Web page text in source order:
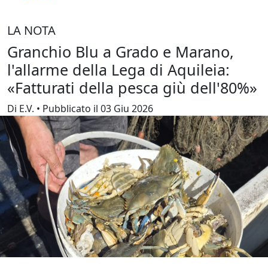
LA NOTA
Granchio Blu a Grado e Marano,
l'allarme della Lega di Aquileia:
«Fatturati della pesca giù dell'80%»
Di E.V. • Pubblicato il 03 Giu 2026